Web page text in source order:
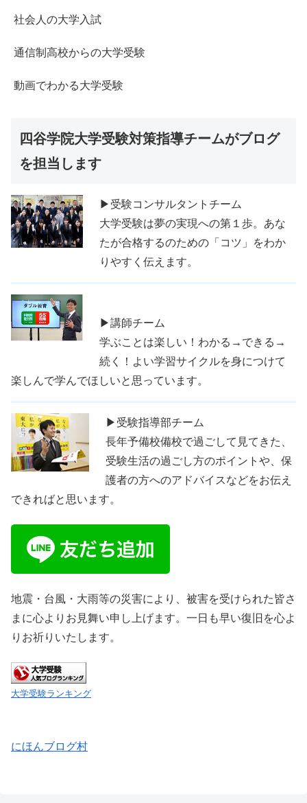
社会人の大学入試
通信制高校からの大学受験
動画でわかる大学受験
四谷学院大学受験対策指導チームがブログ
を担当します
▶受験コンサルタントチーム
大学受験は夢の実現への第１歩。あな
たが合格するのための「コツ」をわか
りやすく伝えます。
▶講師チーム
学ぶことは楽しい！わかる→できる→
続く！よい学習サイクルを身につけて
楽しんで学んでほしいと思っています。
▶受験指導部チーム
長年予備校備校で過ごして見てきた、
受験生活の過ごし方のポイントや、保
護者の方へのアドバイスなどをお伝え
できればと思います。
地震・台風・大雨等の災害により、被害を受けられた皆さ
まに心よりお見舞い申し上げます。一日も早い復旧を心よ
りお祈りいたします。
大学受験ランキング
にほんブログ村